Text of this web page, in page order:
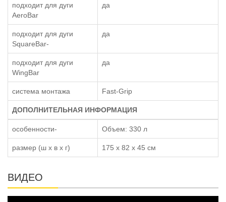
подходит для дуги
AeroBar
да
подходит для дуги
SquareBar-
да
подходит для дуги
WingBar
да
система монтажа Fast-Grip
ДОПОЛНИТЕЛЬНАЯ ИНФОРМАЦИЯ
особенности- Объем: 330 л
размер (ш x в x г) 175 x 82 x 45 см
ВИДЕО